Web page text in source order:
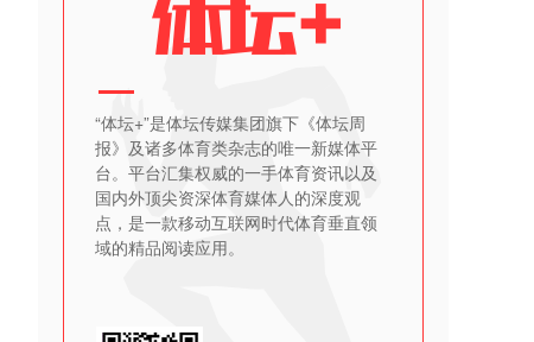
“体坛+”是体坛传媒集团旗下《体坛周
报》及诸多体育类杂志的唯一新媒体平
台。平台汇集权威的一手体育资讯以及
国内外顶尖资深体育媒体人的深度观
点，是一款移动互联网时代体育垂直领
域的精品阅读应用。